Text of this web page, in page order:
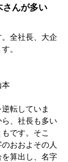
さんが多い
全社長、大企
。
本
転していま
、社長も多い
です。そこ
おおよその人
算出し、名字